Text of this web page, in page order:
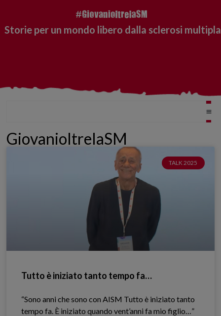
Storie per un mondo libero dalla sclerosi multipla
GiovanioltrelaSM
TALK 2025
Tutto è iniziato tanto tempo fa…
“Sono anni che sono con AISM Tutto è iniziato tanto
tempo fa. È iniziato quando vent’anni fa mio figlio…”